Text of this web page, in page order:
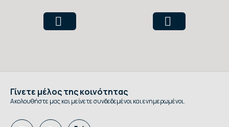
Γίνετε μέλος της κοινότητας
Ακολουθήστε μας και μείνετε συνδεδεμένοι και ενημερωμένοι.